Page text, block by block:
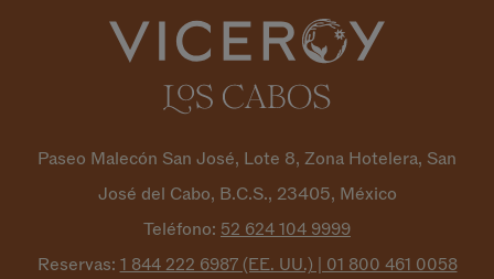
Paseo Malecón San José, Lote 8, Zona Hotelera, San
José del Cabo, B.C.S., 23405, México
Teléfono: 52 624 104 9999
Reservas: 1 844 222 6987 (EE. UU.) | 01 800 461 0058